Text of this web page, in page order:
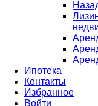
Ипотека
Контакты
Избранное
Войти